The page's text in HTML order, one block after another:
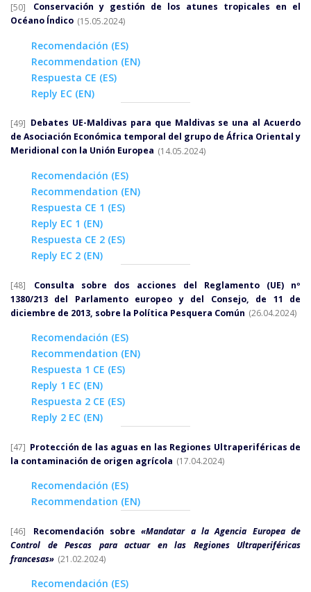
[50]
Conservación y gestión de los atunes tropicales en el
Océano Índico (15.05.2024)
Recomendación (ES)
Recommendation (EN)
Respuesta CE (ES)
Reply EC (EN)
[49] Debates UE-Maldivas para que Maldivas se una al Acuerdo
de Asociación Económica temporal del grupo de África Oriental y
Meridional con la Unión Europea (14.05.2024)
Recomendación (ES)
Recommendation (EN)
Respuesta CE 1 (ES)
Reply EC 1 (EN)
Respuesta CE 2 (ES)
Reply EC 2 (EN)
[48]
Consulta sobre dos acciones del Reglamento (UE) nº
1380/213 del Parlamento europeo y del Consejo, de 11 de
diciembre de 2013, sobre la Política Pesquera Común (26.04.2024)
Recomendación (ES)
Recommendation (EN)
Respuesta 1 CE (ES)
Reply 1 EC (EN)
Respuesta 2 CE (ES)
Reply 2 EC (EN)
[47] Protección de las aguas en las Regiones Ultraperiféricas de
la contaminación de origen agrícola (17.04.2024)
Recomendación (ES)
Recommendation (EN)
[46] Recomendación sobre«Mandatar a la Agencia Europea de
Control de Pescas para actuar en las Regiones Ultraperiféricas
francesas» (21.02.2024)
Recomendación (ES)